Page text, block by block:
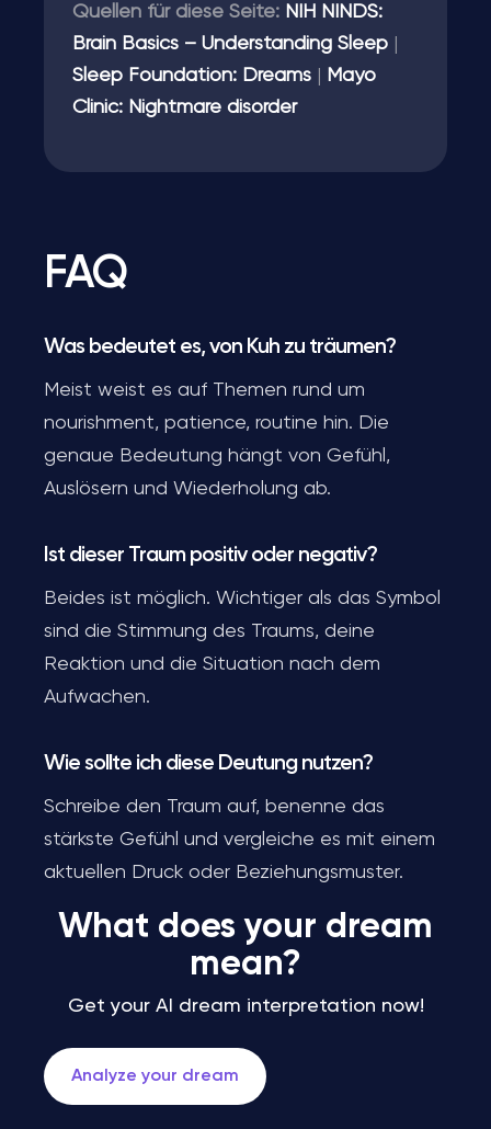
Quellen für diese Seite: NIH NINDS:
Brain Basics – Understanding Sleep
Sleep Foundation: Dreams
Mayo
Clinic: Nightmare disorder
FAQ
Was bedeutet es, von Kuh zu träumen?
Meist weist es auf Themen rund um
nourishment, patience, routine hin. Die
genaue Bedeutung hängt von Gefühl,
Auslösern und Wiederholung ab.
Ist dieser Traum positiv oder negativ?
Beides ist möglich. Wichtiger als das Symbol
sind die Stimmung des Traums, deine
Reaktion und die Situation nach dem
Aufwachen.
Wie sollte ich diese Deutung nutzen?
Schreibe den Traum auf, benenne das
stärkste Gefühl und vergleiche es mit einem
aktuellen Druck oder Beziehungsmuster.
What does your dream
mean?
Get your AI dream interpretation now!
Analyze your dream